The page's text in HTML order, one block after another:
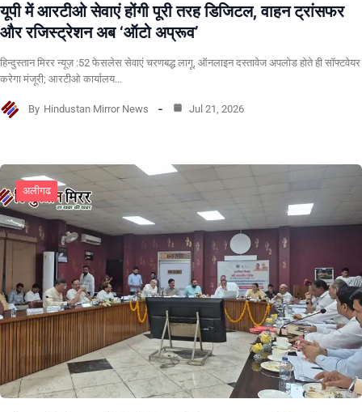
यूपी में आरटीओ सेवाएं होंगी पूरी तरह डिजिटल, वाहन ट्रांसफर
और रजिस्ट्रेशन अब ‘ऑटो अप्रूव’
हिन्दुस्तान मिरर न्यूज़ :52 फेसलेस सेवाएं चरणबद्ध लागू, ऑनलाइन दस्तावेज अपलोड होते ही सॉफ्टवेयर
करेगा मंजूरी; आरटीओ कार्यालय…
By Hindustan Mirror News Jul 21, 2026
अलीगढ